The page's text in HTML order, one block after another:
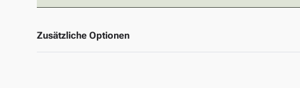
Zusätzliche Optionen